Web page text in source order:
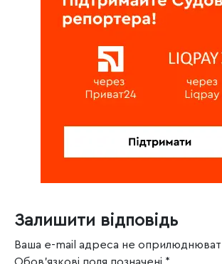
Залишити відповідь
Ваша e-mail адреса не